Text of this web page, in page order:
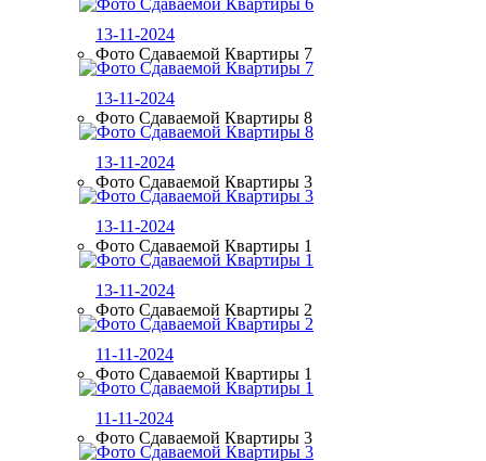
13-11-2024
Фото Сдаваемой Квартиры 7
13-11-2024
Фото Сдаваемой Квартиры 8
13-11-2024
Фото Сдаваемой Квартиры 3
13-11-2024
Фото Сдаваемой Квартиры 1
13-11-2024
Фото Сдаваемой Квартиры 2
11-11-2024
Фото Сдаваемой Квартиры 1
11-11-2024
Фото Сдаваемой Квартиры 3